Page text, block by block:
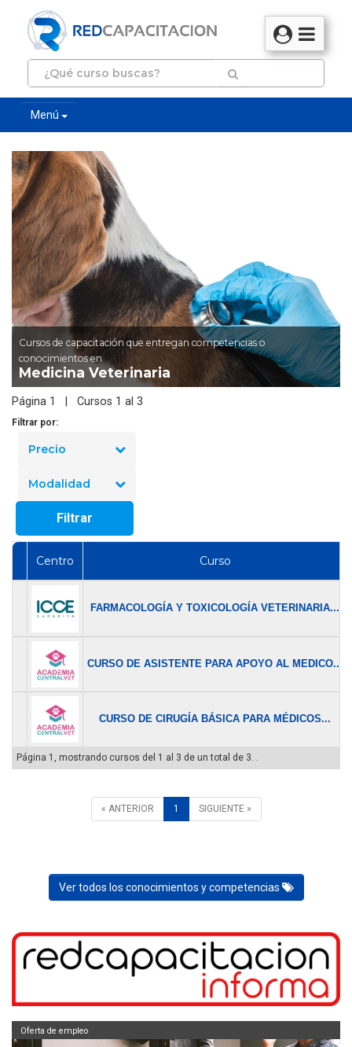
Menú
Cursos de capacitación que entregan competencias o
conocimientos en
Medicina Veterinaria
Página 1 | Cursos 1 al 3
Filtrar por:
Precio
Modalidad
Filtrar
Centro Curso
FARMACOLOGÍA Y TOXICOLOGÍA VETERINARIA...
CURSO DE ASISTENTE PARA APOYO AL MEDICO...
CURSO DE CIRUGÍA BÁSICA PARA MÉDICOS...
Página 1, mostrando cursos del 1 al 3 de un total de 3. .
« ANTERIOR 1 SIGUIENTE »
Ver todos los conocimientos y competencias
Oferta de empleo